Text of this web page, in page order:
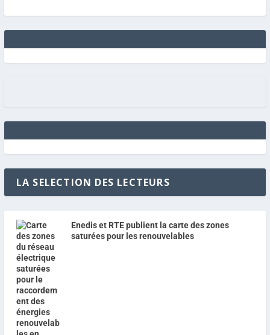
LA SELECTION DES LECTEURS
Enedis et RTE publient la carte des zones
saturées pour les renouvelables